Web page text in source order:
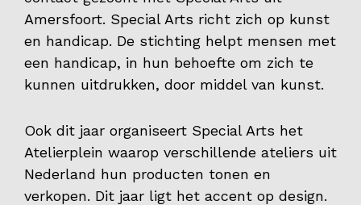
Over ons
Nieuws
Fotoalbums
Partners
Vrijwilligers
Amersfoort. Special Arts richt zich op kunst
en handicap. De stichting helpt mensen met
een handicap, in hun behoefte om zich te
kunnen uitdrukken, door middel van kunst.
Ook dit jaar organiseert Special Arts het
Atelierplein waarop verschillende ateliers uit
Nederland hun producten tonen en
verkopen. Dit jaar ligt het accent op design.